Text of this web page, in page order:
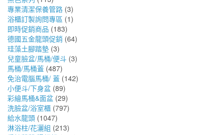
專業清潔保養管路 (3)
浴櫃訂製詢問專區 (1)
即時促銷商品 (183)
德國五金龍頭促銷 (64)
珪藻土腳踏墊 (3)
兒童臉盆/馬桶/便斗 (3)
馬桶/馬桶蓋 (487)
免治電腦馬桶/ 蓋 (142)
小便斗/下身盆 (89)
彩繪馬桶&面盆 (29)
洗臉盆/浴室櫃 (797)
給水龍頭 (1047)
淋浴柱/花灑組 (213)